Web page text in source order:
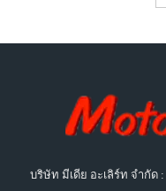
บริษัท มีเดีย อะเลิร์ท จำกัด